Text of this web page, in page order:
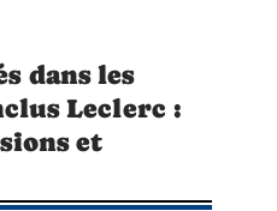
dans les
Leclerc :
et